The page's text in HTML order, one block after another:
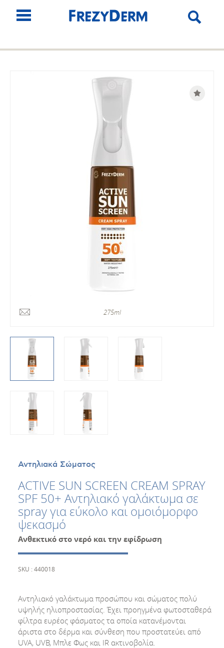
275ml
Αντηλιακά Σώματος
ACTIVE SUN SCREEN CREAM SPRAY
SPF 50+ Aντηλιακό γαλάκτωμα σε
spray για εύκολο και ομοιόμορφο
ψεκασμό
Ανθεκτικό στο νερό και την εφίδρωση
SKU : 440018
Αντηλιακό γαλάκτωμα προσώπου και σώματος πολύ
υψηλής ηλιοπροστασίας. Έχει προηγμένα φωτοσταθερά
φίλτρα ευρέος φάσματος τα οποία κατανέμονται
άριστα στο δέρμα και σύνθεση που προστατεύει από
UVA, UVB, Μπλε Φως και IR ακτινοβολία.